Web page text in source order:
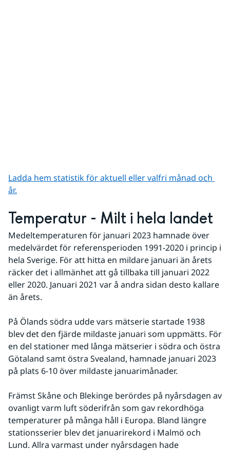
Ladda hem statistik för aktuell eller valfri månad och
år.
Temperatur - Milt i hela landet
Medeltemperaturen för januari 2023 hamnade över
medelvärdet för referensperioden 1991-2020 i princip i
hela Sverige. För att hitta en mildare januari än årets
räcker det i allmänhet att gå tillbaka till januari 2022
eller 2020. Januari 2021 var å andra sidan desto kallare
än årets.
På Ölands södra udde vars mätserie startade 1938
blev det den fjärde mildaste januari som uppmätts. För
en del stationer med långa mätserier i södra och östra
Götaland samt östra Svealand, hamnade januari 2023
på plats 6-10 över mildaste januarimånader.
Främst Skåne och Blekinge berördes på nyårsdagen av
ovanligt varm luft söderifrån som gav rekordhöga
temperaturer på många håll i Europa. Bland längre
stationsserier blev det januarirekord i Malmö och
Lund. Allra varmast under nyårsdagen hade